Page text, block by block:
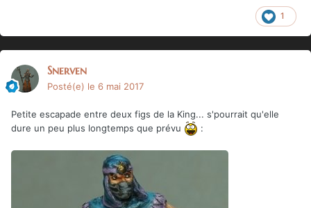
1
Snerven
Posté(e) le 6 mai 2017
Petite escapade entre deux figs de la King... s'pourrait qu'elle
dure un peu plus longtemps que prévu
: